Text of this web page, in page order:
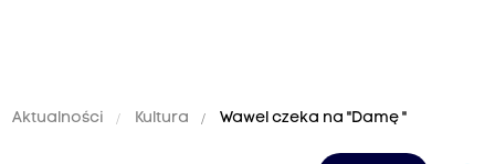
Aktualności Kultura Wawel czeka na "Damę "